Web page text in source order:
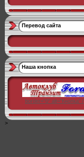
Перевод сайта
Наша кнопка
border="0" alt="Кнопка" /
>